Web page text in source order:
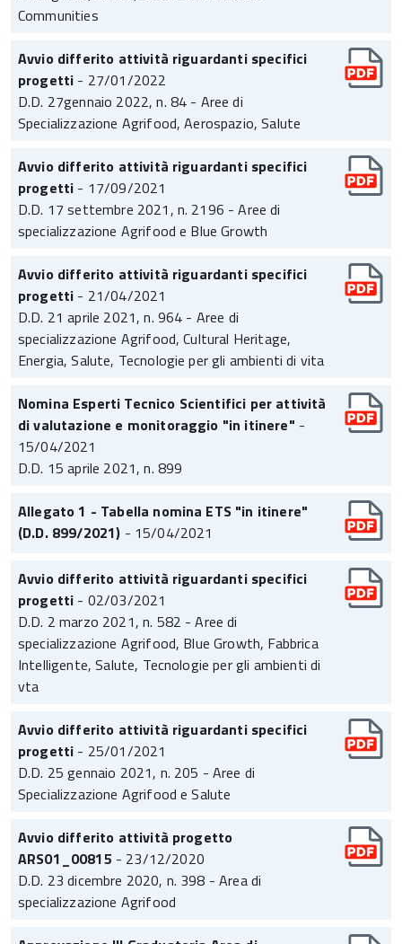
Communities
Avvio differito attività riguardanti specifici
progetti - 27/01/2022
D.D. 27gennaio 2022, n. 84 - Aree di
Specializzazione Agrifood, Aerospazio, Salute
Avvio differito attività riguardanti specifici
progetti - 17/09/2021
D.D. 17 settembre 2021, n. 2196 - Aree di
specializzazione Agrifood e Blue Growth
Avvio differito attività riguardanti specifici
progetti - 21/04/2021
D.D. 21 aprile 2021, n. 964 - Aree di
specializzazione Agrifood, Cultural Heritage,
Energia, Salute, Tecnologie per gli ambienti di vita
Nomina Esperti Tecnico Scientifici per attività
di valutazione e monitoraggio "in itinere" -
15/04/2021
D.D. 15 aprile 2021, n. 899
Allegato 1 - Tabella nomina ETS "in itinere"
(D.D. 899/2021) - 15/04/2021
Avvio differito attività riguardanti specifici
progetti - 02/03/2021
D.D. 2 marzo 2021, n. 582 - Aree di
specializzazione Agrifood, Blue Growth, Fabbrica
Intelligente, Salute, Tecnologie per gli ambienti di
vta
Avvio differito attività riguardanti specifici
progetti - 25/01/2021
D.D. 25 gennaio 2021, n. 205 - Aree di
Specializzazione Agrifood e Salute
Avvio differito attività progetto
ARS01_00815 - 23/12/2020
D.D. 23 dicembre 2020, n. 398 - Area di
specializzazione Agrifood